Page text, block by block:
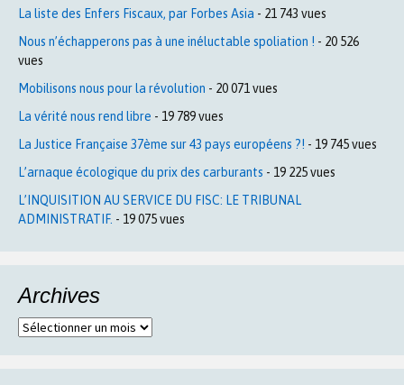
La liste des Enfers Fiscaux, par Forbes Asia - 21 743 vues
Nous n’échapperons pas à une inéluctable spoliation ! - 20 526
vues
Mobilisons nous pour la révolution - 20 071 vues
La vérité nous rend libre - 19 789 vues
La Justice Française 37ème sur 43 pays européens ?! - 19 745 vues
L’arnaque écologique du prix des carburants - 19 225 vues
L’INQUISITION AU SERVICE DU FISC: LE TRIBUNAL
ADMINISTRATIF. - 19 075 vues
Archives
Archives